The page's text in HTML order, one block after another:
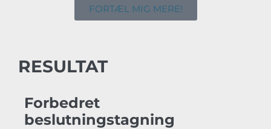
FORTÆL MIG MERE!
RESULTAT
Forbedret
beslutningstagning